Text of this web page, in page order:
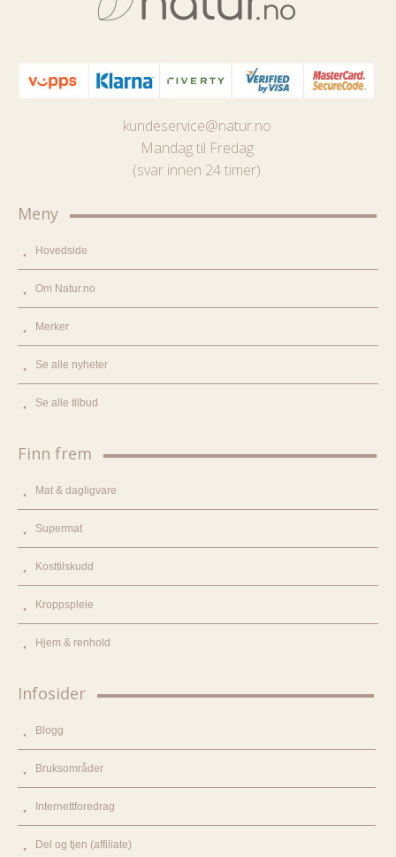
kundeservice@natur.no
Mandag til Fredag
(svar innen 24 timer)
Meny
Hovedside
Om Natur.no
Merker
Se alle nyheter
Se alle tilbud
Finn frem
Mat & dagligvare
Supermat
Kosttilskudd
Kroppspleie
Hjem & renhold
Infosider
Blogg
Bruksområder
Internettforedrag
Del og tjen (affiliate)